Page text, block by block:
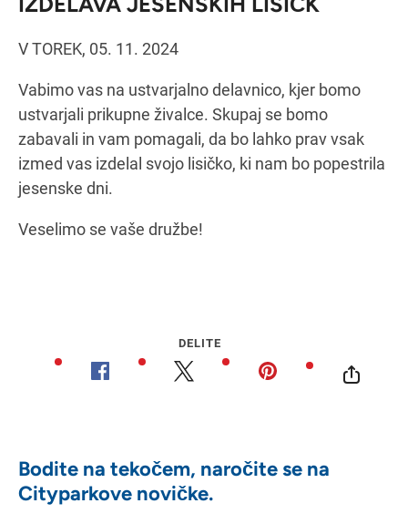
V TOREK, 05. 11. 2024
Vabimo vas na ustvarjalno delavnico, kjer bomo
ustvarjali prikupne živalce. Skupaj se bomo
zabavali in vam pomagali, da bo lahko prav vsak
izmed vas izdelal svojo lisičko, ki nam bo popestrila
jesenske dni.
Veselimo se vaše družbe!
DELITE
Bodite na tekočem, naročite se na
Cityparkove novičke.